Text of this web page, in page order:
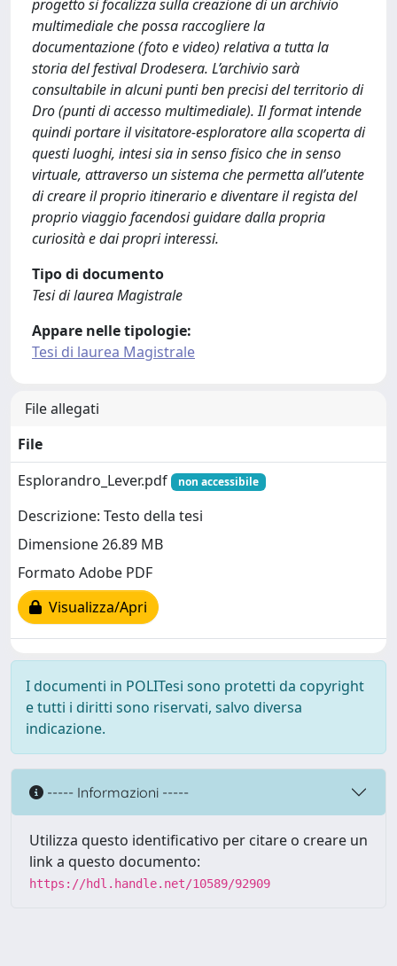
progetto si focalizza sulla creazione di un archivio
multimediale che possa raccogliere la
documentazione (foto e video) relativa a tutta la
storia del festival Drodesera. L’archivio sarà
consultabile in alcuni punti ben precisi del territorio di
Dro (punti di accesso multimediale). Il format intende
quindi portare il visitatore-esploratore alla scoperta di
questi luoghi, intesi sia in senso fisico che in senso
virtuale, attraverso un sistema che permetta all’utente
di creare il proprio itinerario e diventare il regista del
proprio viaggio facendosi guidare dalla propria
curiosità e dai propri interessi.
Tipo di documento
Tesi di laurea Magistrale
Appare nelle tipologie:
Tesi di laurea Magistrale
File allegati
File
Esplorandro_Lever.pdf
non accessibile
Descrizione: Testo della tesi
Dimensione 26.89 MB
Formato Adobe PDF
Visualizza/Apri
I documenti in POLITesi sono protetti da copyright
e tutti i diritti sono riservati, salvo diversa
indicazione.
----- Informazioni -----
Utilizza questo identificativo per citare o creare un
link a questo documento:
https://hdl.handle.net/10589/92909